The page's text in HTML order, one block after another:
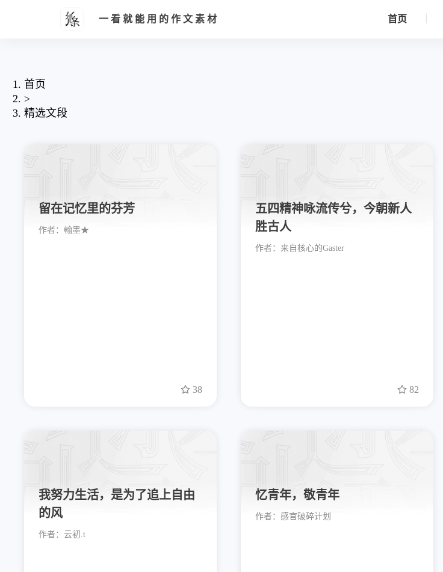
一看就能用的作文素材 首页
首页
>
精选文段
留在记忆里的芬芳
作者： 翰墨★
38
五四精神咏流传兮，今朝新人
胜古人
作者： 来自核心的Gaster
82
我努力生活，是为了追上自由
的风
作者： 云初.t
忆青年，敬青年
作者： 感官破碎计划